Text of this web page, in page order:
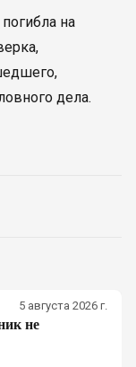
на
дела.
5 августа 2026 г.
не